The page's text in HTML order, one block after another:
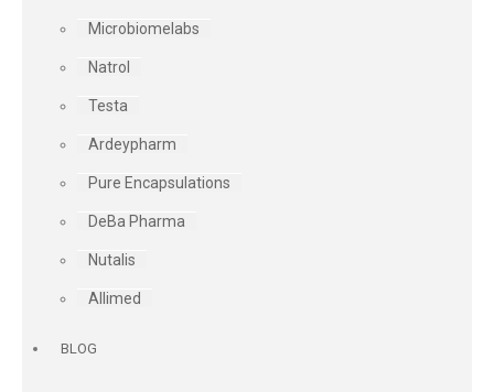
Microbiomelabs
Natrol
Testa
Ardeypharm
Pure Encapsulations
DeBa Pharma
Nutalis
Allimed
BLOG